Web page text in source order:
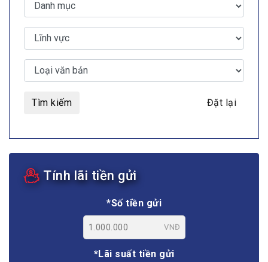
Tìm kiếm Đặt lại
Tính lãi tiền gửi
*Số tiền gửi
VNĐ
*Lãi suất tiền gửi